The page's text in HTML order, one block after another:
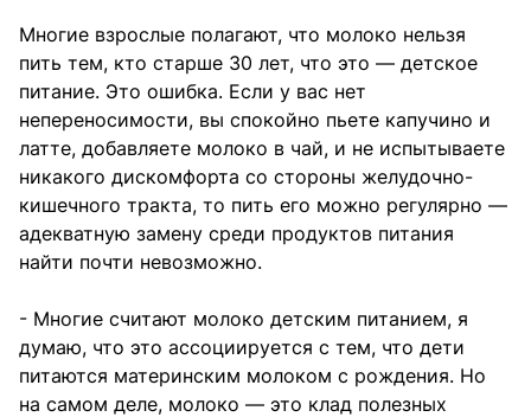
Многие взрослые полагают, что молоко нельзя
пить тем, кто старше 30 лет, что это — детское
питание. Это ошибка. Если у вас нет
непереносимости, вы спокойно пьете капучино и
латте, добавляете молоко в чай, и не испытываете
никакого дискомфорта со стороны желудочно-
кишечного тракта, то пить его можно регулярно —
адекватную замену среди продуктов питания
найти почти невозможно.
- Многие считают молоко детским питанием, я
думаю, что это ассоциируется с тем, что дети
питаются материнским молоком с рождения. Но
на самом деле, молоко — это клад полезных